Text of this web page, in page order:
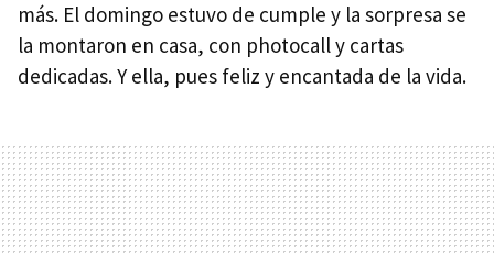
más. El domingo estuvo de cumple y la sorpresa se
la montaron en casa, con photocall y cartas
dedicadas. Y ella, pues feliz y encantada de la vida.